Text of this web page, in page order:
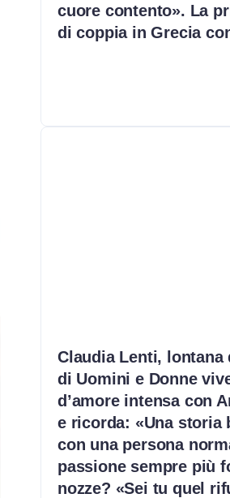
cuore contento». La
di coppia in Grecia
Claudia Lenti, lontana
di Uomini e Donne
d’amore intensa con
e ricorda: «Una storia
con una persona
passione sempre più
nozze? «Sei tu quel